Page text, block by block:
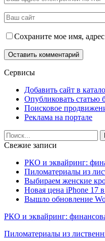
Сохраните мое имя,
Сервисы
Добавить сайт в
Опубликовать статью
Поисковое
Реклама на портале
Свежие записи
РКО и эквайринг:
Пиломатериалы из
Выбираем женские
Новая цена iPhone 17
Вышло обновление
РКО и эквайринг:
Пиломатериалы из